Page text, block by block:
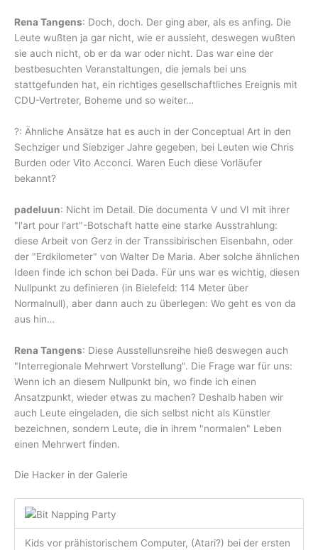
Rena Tangens: Doch, doch. Der ging aber, als es anfing. Die
Leute wußten ja gar nicht, wie er aussieht, deswegen wußten
sie auch nicht, ob er da war oder nicht. Das war eine der
bestbesuchten Veranstaltungen, die jemals bei uns
stattgefunden hat, ein richtiges gesellschaftliches Ereignis mit
CDU-Vertreter, Boheme und so weiter…
?: Ähnliche Ansätze hat es auch in der Conceptual Art in den
Sechziger und Siebziger Jahre gegeben, bei Leuten wie Chris
Burden oder Vito Acconci. Waren Euch diese Vorläufer
bekannt?
padeluun: Nicht im Detail. Die documenta V und VI mit ihrer
"l'art pour l'art"-Botschaft hatte eine starke Ausstrahlung:
diese Arbeit von Gerz in der Transsibirischen Eisenbahn, oder
der "Erdkilometer" von Walter De Maria. Aber solche ähnlichen
Ideen finde ich schon bei Dada. Für uns war es wichtig, diesen
Nullpunkt zu definieren (in Bielefeld: 114 Meter über
Normalnull), aber dann auch zu überlegen: Wo geht es von da
aus hin…
Rena Tangens: Diese Ausstellunsreihe hieß deswegen auch
"Interregionale Mehrwert Vorstellung". Die Frage war für uns:
Wenn ich an diesem Nullpunkt bin, wo finde ich einen
Ansatzpunkt, wieder etwas zu machen? Deshalb haben wir
auch Leute eingeladen, die sich selbst nicht als Künstler
bezeichnen, sondern Leute, die in ihrem "normalen" Leben
einen Mehrwert finden.
Die Hacker in der Galerie
Kids vor prähistorischem Computer, (Atari?) bei der ersten